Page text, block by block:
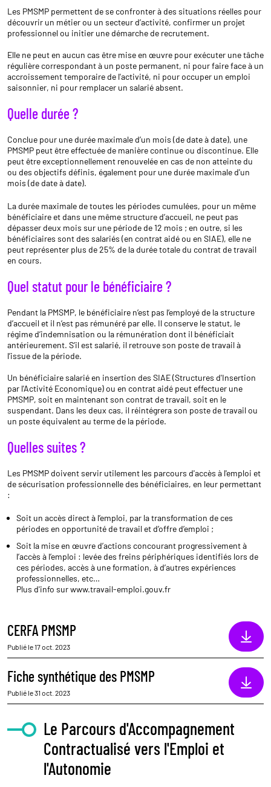
Les PMSMP permettent de se confronter à des situations réelles pour
découvrir un métier ou un secteur d’activité, confirmer un projet
professionnel ou initier une démarche de recrutement.
Elle ne peut en aucun cas être mise en œuvre pour exécuter une tâche
régulière correspondant à un poste permanent, ni pour faire face à un
accroissement temporaire de l'activité, ni pour occuper un emploi
saisonnier, ni pour remplacer un salarié absent.
Quelle durée ?
Conclue pour une durée maximale d’un mois (de date à date), une
PMSMP peut être effectuée de manière continue ou discontinue. Elle
peut être exceptionnellement renouvelée en cas de non atteinte du
ou des objectifs définis, également pour une durée maximale d'un
mois (de date à date).
La durée maximale de toutes les périodes cumulées, pour un même
bénéficiaire et dans une même structure d’accueil, ne peut pas
dépasser deux mois sur une période de 12 mois ; en outre, si les
bénéficiaires sont des salariés (en contrat aidé ou en SIAE), elle ne
peut représenter plus de 25% de la durée totale du contrat de travail
en cours.
Quel statut pour le bénéficiaire ?
Pendant la PMSMP, le bénéficiaire n’est pas l’employé de la structure
d’accueil et il n’est pas rémunéré par elle. Il conserve le statut, le
régime d’indemnisation ou la rémunération dont il bénéficiait
antérieurement. S’il est salarié, il retrouve son poste de travail à
l’issue de la période.
Un bénéficiaire salarié en insertion des SIAE (Structures d'Insertion
par l'Activité Economique) ou en contrat aidé peut effectuer une
PMSMP, soit en maintenant son contrat de travail, soit en le
suspendant. Dans les deux cas, il réintégrera son poste de travail ou
un poste équivalent au terme de la période.
Quelles suites ?
Les PMSMP doivent servir utilement les parcours d'accès à l'emploi et
de sécurisation professionnelle des bénéficiaires, en leur permettant
:
Soit un accès direct à l’emploi, par la transformation de ces
périodes en opportunité de travail et d’offre d’emploi ;
Soit la mise en œuvre d’actions concourant progressivement à
l’accès à l’emploi : levée des freins périphériques identifiés lors de
ces périodes, accès à une formation, à d’autres expériences
professionnelles, etc…
Plus d'info surwww.travail-emploi.gouv.fr
CERFA PMSMP
Publié le 17 oct. 2023
Fiche synthétique des PMSMP
Publié le 31 oct. 2023
Le Parcours d'Accompagnement
Contractualisé vers l'Emploi et
l'Autonomie